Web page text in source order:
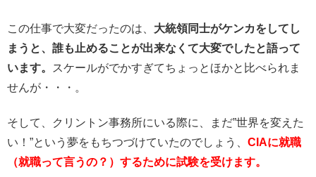
この仕事で大変だったのは、 大統領同士がケンカをしてし
まうと、誰も止めることが出来なくて大変でしたと語って
います。
スケールがでかすぎてちょっとほかと比べられま
せんが・・・。
そして、クリントン事務所にいる際に、まだ”世界を変えた
い！”という夢をもちつづけていたのでしょう、 CIAに就職
（就職って言うの？）するために試験を受けます。